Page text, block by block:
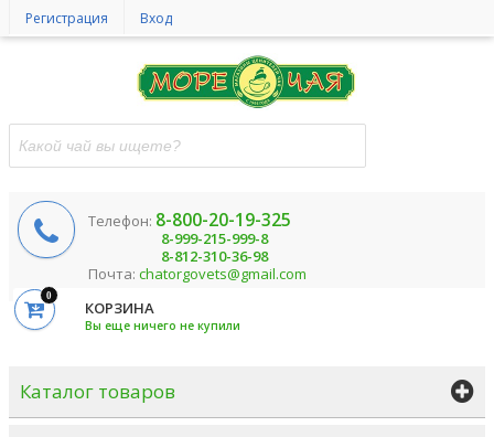
Регистрация Вход
Телефон: 8-800-20-19-325
8-999-215-999-8
8-812-310-36-98
Почта: chatorgovets@gmail.com
0
КОРЗИНА
Вы еще ничего не купили
Каталог товаров